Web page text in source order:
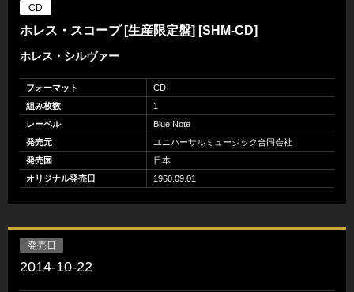
CD
ホレス・スコープ [生産限定盤] [SHM-CD]
ホレス・シルヴァー
フォーマット
CD
組み枚数
1
レーベル
Blue Note
発売元
ユニバーサルミュージック合同会社
発売国
日本
オリジナル発売日
1960.09.01
発売日
2014-10-22